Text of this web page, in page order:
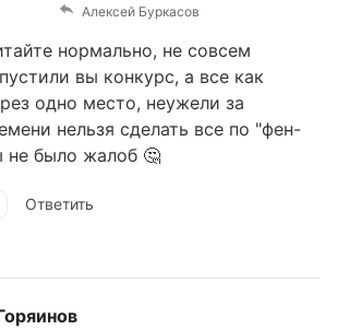
Алексей Буркасов
нормально, не совсем
вы конкурс, а все как
одно место, неужели за
нельзя сделать все по "фен-
не было жалоб 🤔
Ответить